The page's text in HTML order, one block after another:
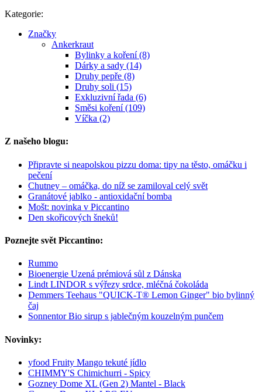
Kategorie:
Značky
Ankerkraut
Bylinky a koření (8)
Dárky a sady (14)
Druhy pepře (8)
Druhy soli (15)
Exkluzivní řada (6)
Směsi koření (109)
Víčka (2)
Z našeho blogu:
Připravte si neapolskou pizzu doma: tipy na těsto, omáčku i
pečení
Chutney – omáčka, do níž se zamiloval celý svět
Granátové jablko - antioxidační bomba
Mošt: novinka v Piccantino
Den skořicových šneků!
Poznejte svět Piccantino:
Rummo
Bioenergie Uzená prémiová sůl z Dánska
Lindt LINDOR s výřezy srdce, mléčná čokoláda
Demmers Teehaus "QUICK-T® Lemon Ginger" bio bylinný
čaj
Sonnentor Bio sirup s jablečným kouzelným punčem
Novinky:
yfood Fruity Mango tekuté jídlo
CHIMMY'S Chimichurri - Spicy
Gozney Dome XL (Gen 2) Mantel - Black